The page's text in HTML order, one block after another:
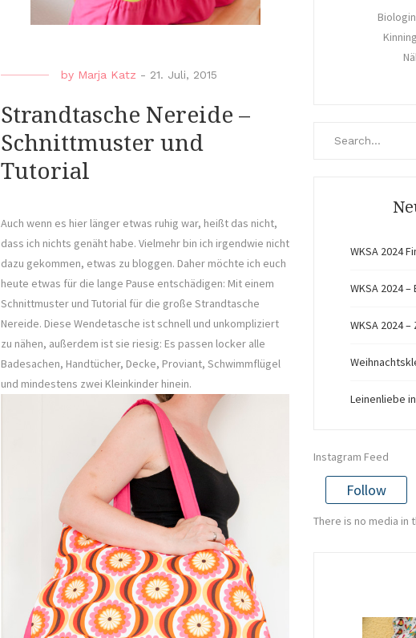
by Marja Katz - 21. Juli, 2015
Strandtasche Nereide –
Schnittmuster und
Tutorial
Auch wenn es hier länger etwas ruhig war, heißt das nicht,
dass ich nichts genäht habe. Vielmehr bin ich irgendwie nicht
dazu gekommen, etwas zu bloggen. Daher möchte ich euch
heute etwas für die lange Pause entschädigen: Mit einem
Schnittmuster und Tutorial für die große Strandtasche
Nereide. Diese Wendetasche ist schnell und unkompliziert
zu nähen, außerdem ist sie riesig: Es passen locker alle
Badesachen, Handtücher, Decke, Proviant, Schwimmflügel
und mindestens zwei Kleinkinder hinein.
WKSA 2024
WKSA 2024
WKSA 2024
Leinenliebe
Instagram Feed
Follow
There is no media in